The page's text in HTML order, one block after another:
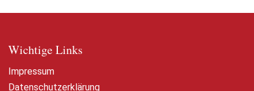
Wichtige Links
Impressum
Datenschutzerklärung